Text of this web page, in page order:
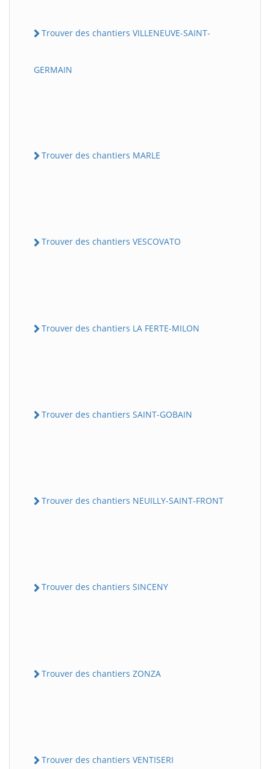
Trouver des chantiers VILLENEUVE-SAINT-
GERMAIN
Trouver des chantiers MARLE
Trouver des chantiers VESCOVATO
Trouver des chantiers LA FERTE-MILON
Trouver des chantiers SAINT-GOBAIN
Trouver des chantiers NEUILLY-SAINT-FRONT
Trouver des chantiers SINCENY
Trouver des chantiers ZONZA
Trouver des chantiers VENTISERI